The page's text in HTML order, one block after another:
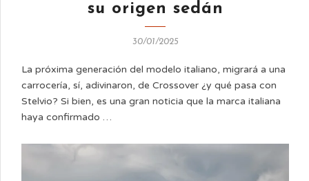
su origen sedán
30/01/2025
La próxima generación del modelo italiano, migrará a una
carrocería, sí, adivinaron, de Crossover ¿y qué pasa con
Stelvio? Si bien, es una gran noticia que la marca italiana
haya confirmado …